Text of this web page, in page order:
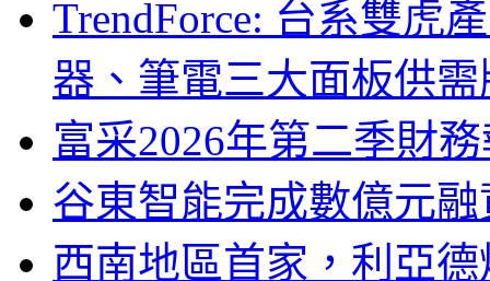
TrendForce: 台系雙虎
器、筆電三大面板供需
富采2026年第二季財
谷東智能完成數億元
西南地區首家，利亞